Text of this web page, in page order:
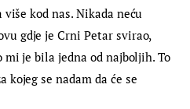
kod nas. Nikada neću
gdje je Crni Petar svirao,
je bila jedna od najboljih. To
kojeg se nadam da će se